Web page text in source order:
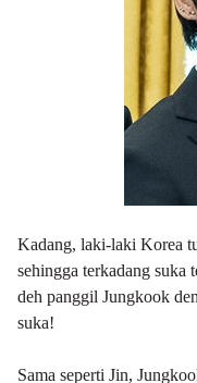
Kadang, laki-laki Korea
sehingga terkadang suka
deh panggil Jungkook
suka!
Sama seperti Jin,